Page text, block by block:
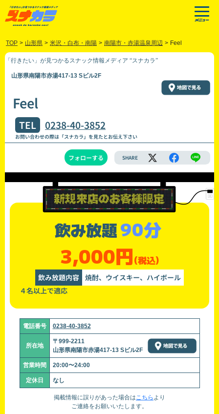
TOP > 山形県 > 米沢・白布・南陽 > 南陽市・赤湯温泉周辺 > Feel
「行きたい」が見つかるスナック情報メディア “スナカラ”
山形県南陽市赤湯417-13 Sビル2F
Feel
TEL 0238-40-3852
お問い合わせの際は「スナカラ」を見たとお伝え下さい
フォローする SHARE
飲み放題90分
3,000円(税込)
飲み放題内容 焼酎、ウイスキー、ハイボール
４名以上で適応
電話番号 0238-40-3852
所在地
〒999-2211
山形県南陽市赤湯417-13 Sビル2F
営業時間 20:00〜24:00
定休日 なし
掲載情報に誤りがあった場合はこちら より
ご連絡をお願いいたします。